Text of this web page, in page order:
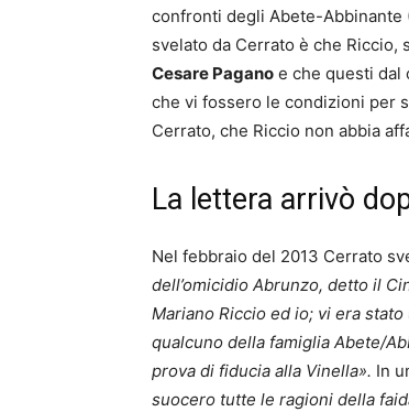
confronti degli Abete-Abbinante
svelato da Cerrato è che
Cesare Pagano e che questi dal
che vi fossero le condizioni per
Cerrato, che Riccio non abbia
La lettera arrivò
Nel febbraio del 2013 Cerrato
dell’omicidio Abrunzo, detto il
Mariano Riccio ed io; vi era
qualcuno della famiglia Abete/
prova di fiducia alla Vinella». In
suocero tutte le ragioni della